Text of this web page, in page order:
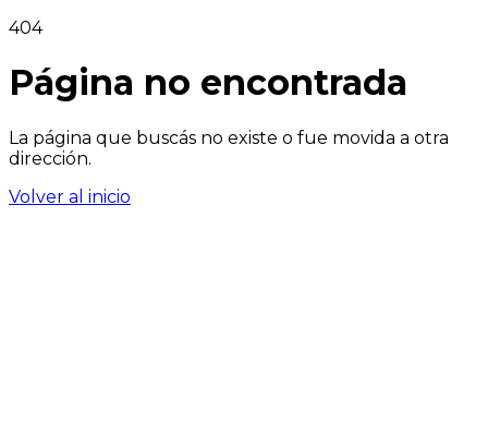
404
Página no encontrada
La página que buscás no existe o fue movida a otra
dirección.
Volver al inicio